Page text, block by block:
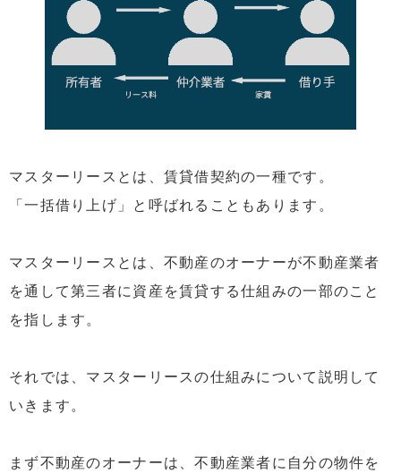
マスターリースのデメリットとは？
解約の難しさについて
5.2 収益の最大化が難しい理由
リースバックとマスターリースの違いを明確に
7まとめ：マスターリースの重要ポイント
マスターリースとは、賃貸借契約の一種です。
「一括借り上げ」と呼ばれることもあります。
マスターリースとは、不動産のオーナーが不動産業者
を通して第三者に資産を賃貸する仕組みの一部のこと
を指します。
それでは、マスターリースの仕組みについて説明して
いきます。
まず不動産のオーナーは、不動産業者に自分の物件を